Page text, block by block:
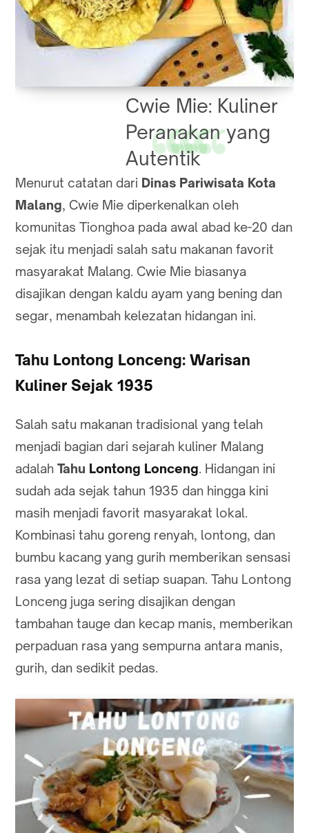
Cwie Mie: Kuliner
Peranakan yang
Autentik
Menurut catatan dari Dinas Pariwisata Kota
Malang, Cwie Mie diperkenalkan oleh
komunitas Tionghoa pada awal abad ke-20 dan
sejak itu menjadi salah satu makanan favorit
masyarakat Malang. Cwie Mie biasanya
disajikan dengan kaldu ayam yang bening dan
segar, menambah kelezatan hidangan ini.
Tahu Lontong Lonceng: Warisan
Kuliner Sejak 1935
Salah satu makanan tradisional yang telah
menjadi bagian dari sejarah kuliner Malang
adalah Tahu Lontong Lonceng. Hidangan ini
sudah ada sejak tahun 1935 dan hingga kini
masih menjadi favorit masyarakat lokal.
Kombinasi tahu goreng renyah, lontong, dan
bumbu kacang yang gurih memberikan sensasi
rasa yang lezat di setiap suapan. Tahu Lontong
Lonceng juga sering disajikan dengan
tambahan tauge dan kecap manis, memberikan
perpaduan rasa yang sempurna antara manis,
gurih, dan sedikit pedas.